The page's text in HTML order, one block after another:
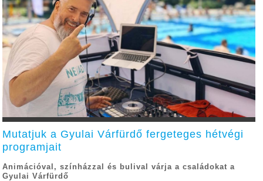
Mutatjuk a Gyulai Várfürdő fergeteges hétvégi
programjait
Animációval, színházzal és bulival várja a családokat a
Gyulai Várfürdő